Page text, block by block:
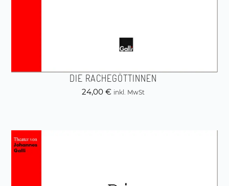
DIE RACHEGÖTTINNEN
24,00 € inkl. MwSt